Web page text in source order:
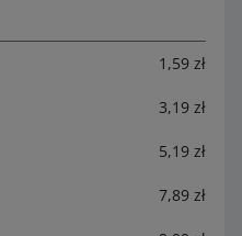
1,59 zł
3,19 zł
5,19 zł
7,89 zł